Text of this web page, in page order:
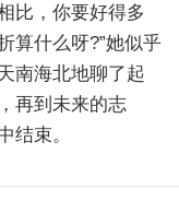
比，你要好得多
算什么呀?”她似乎
南海北地聊了起
再到未来的志
束。